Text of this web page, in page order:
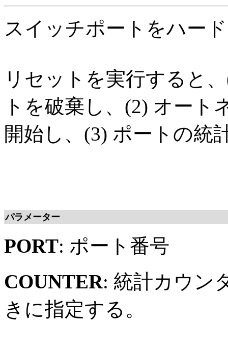
スイッチポートをハー
リセットを実行すると
トを破棄し、(2) オー
開始し、(3) ポートの統
パラメーター
PORT: ポート番号
COUNTER: 統計カウン
きに指定する。